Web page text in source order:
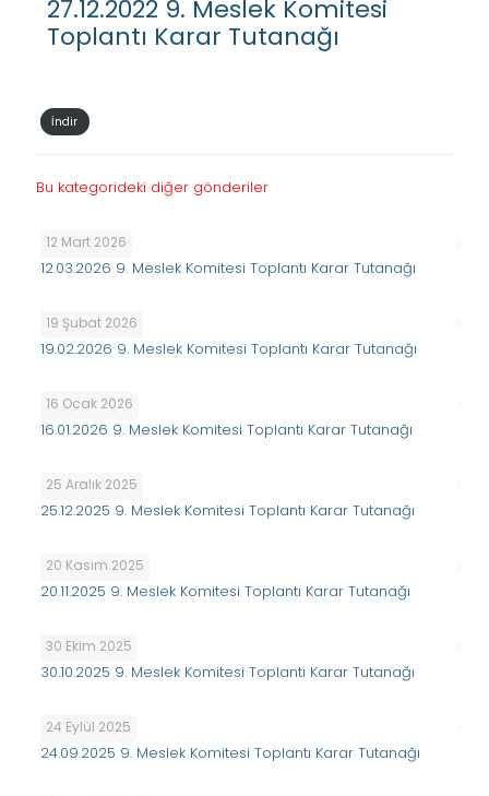
27.12.2022 9. Meslek Komitesi
Toplantı Karar Tutanağı
İndir
Bu kategorideki diğer gönderiler
12 Mart 2026
12.03.2026 9. Meslek Komitesi Toplantı Karar Tutanağı
19 Şubat 2026
19.02.2026 9. Meslek Komitesi Toplantı Karar Tutanağı
16 Ocak 2026
16.01.2026 9. Meslek Komitesi Toplantı Karar Tutanağı
25 Aralık 2025
25.12.2025 9. Meslek Komitesi Toplantı Karar Tutanağı
20 Kasım 2025
20.11.2025 9. Meslek Komitesi Toplantı Karar Tutanağı
30 Ekim 2025
30.10.2025 9. Meslek Komitesi Toplantı Karar Tutanağı
24 Eylül 2025
24.09.2025 9. Meslek Komitesi Toplantı Karar Tutanağı